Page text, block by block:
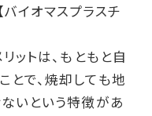
イオマスプラスチ
ットは、もともと自
とで、焼却しても地
いという特徴があ